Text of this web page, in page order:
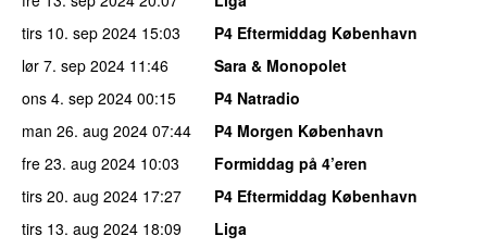
tirs 10. sep 2024 15:03
P4 Eftermiddag København
lør 7. sep 2024 11:46
Sara & Monopolet
ons 4. sep 2024 00:15
P4 Natradio
man 26. aug 2024 07:44
P4 Morgen København
fre 23. aug 2024 10:03
Formiddag på 4’eren
tirs 20. aug 2024 17:27
P4 Eftermiddag København
tirs 13. aug 2024 18:09
Liga